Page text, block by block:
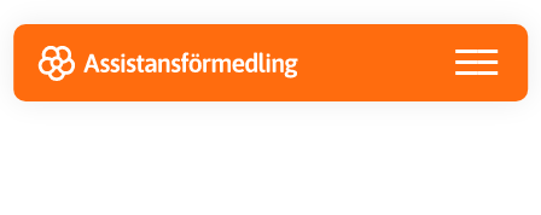
to
primary
navigation
to
main
content
to
footer